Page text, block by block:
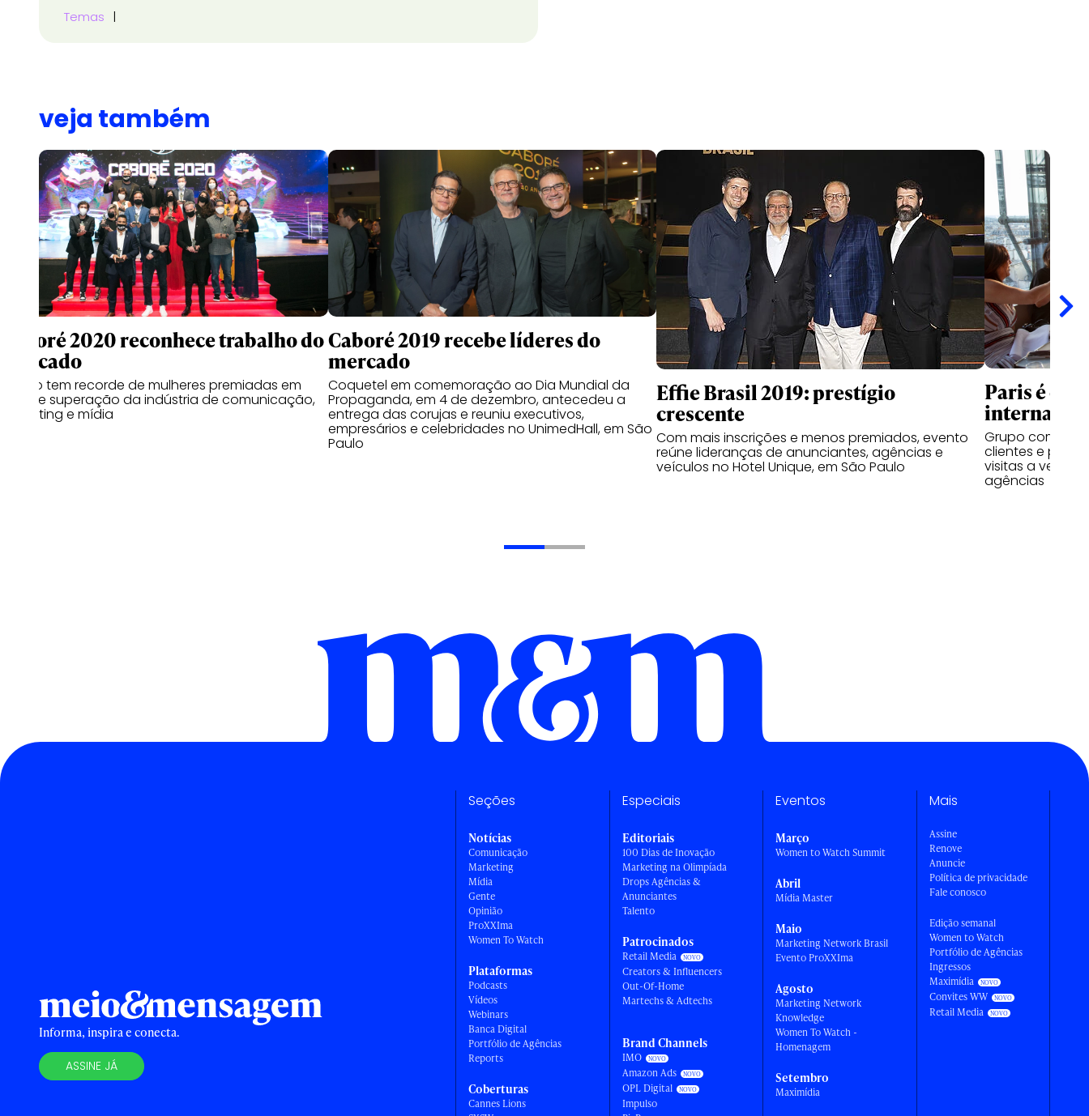
Temas
veja também
Caboré 2020 reconhece trabalho do
mercado
Prêmio tem recorde de mulheres premiadas em
ano de superação da indústria de comunicação,
marketing e mídia
Caboré 2019 recebe líderes do
mercado
Coquetel em comemoração ao Dia Mundial da
Propaganda, em 4 de dezembro, antecedeu a
entrega das corujas e reuniu executivos,
empresários e celebridades no UnimedHall, em São
Paulo
Effie Brasil 2019: prestígio
crescente
Com mais inscrições e menos premiados, evento
reúne lideranças de anunciantes, agências e
veículos no Hotel Unique, em São Paulo
Paris é
Grupo
clientes e
visitas a
agências
Informa, inspira e conecta.
ASSINE JÁ
Seções
Notícias
Comunicação
Marketing
Mídia
Gente
Opinião
ProXXIma
Women To Watch
Plataformas
Podcasts
Vídeos
Webinars
Banca Digital
Portfólio de Agências
Reports
Coberturas
Cannes Lions
Especiais
Editoriais
100 Dias de Inovação
Marketing na Olimpíada
Drops Agências &
Anunciantes
Talento
Patrocinados
Retail Media
Creators & Influencers
Out-Of-Home
Martechs & Adtechs
Brand Channels
IMO
Amazon Ads
OPL Digital
Impulso
Eventos
Março
Women to Watch Summit
Abril
Mídia Master
Maio
Marketing Network Brasil
Evento ProXXIma
Agosto
Marketing Network
Knowledge
Women To Watch -
Homenagem
Setembro
Maximídia
Mais
Assine
Renove
Anuncie
Política de privacidade
Fale conosco
Edição semanal
Women to Watch
Portfólio de Agências
Ingressos
Maximídia
Convites WW
Retail Media